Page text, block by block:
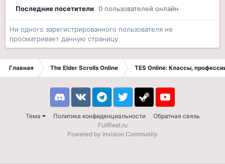
Последние посетители 0 пользователей онлайн
Ни одного зарегистрированного пользователя не
просматривает данную страницу
Главная The Elder Scrolls Online TES Online: Классы,
Тема Политика конфиденциальности Обратная связь
DiscordVK TelegramTwitter Steam Youtube
FullRest.ru
Powered by Invision Community